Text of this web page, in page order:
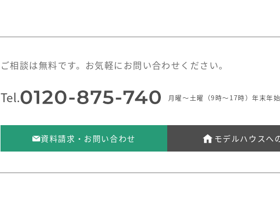
ご相談は無料です。お気軽にお問い合わせください。
Tel. 月曜～土曜（9時～17時）年末年始
資料請求・お問い合わせ モデルハウスへ